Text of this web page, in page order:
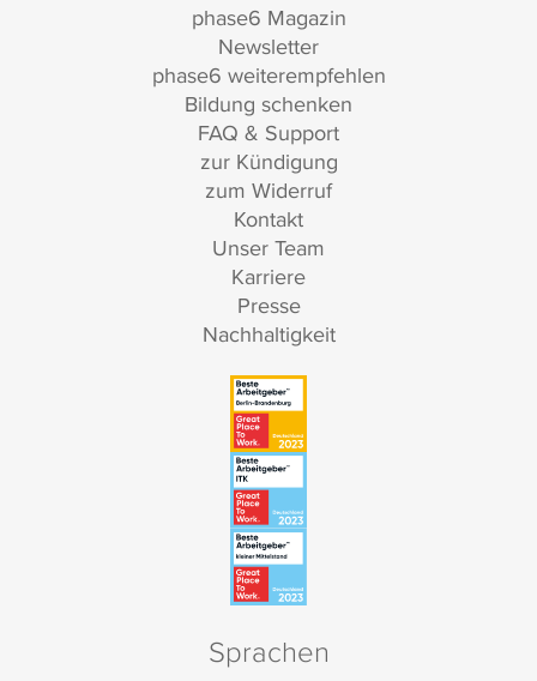
phase6 Magazin
Newsletter
phase6 weiterempfehlen
Bildung schenken
FAQ & Support
zur Kündigung
zum Widerruf
Kontakt
Unser Team
Karriere
Presse
Nachhaltigkeit
Sprachen